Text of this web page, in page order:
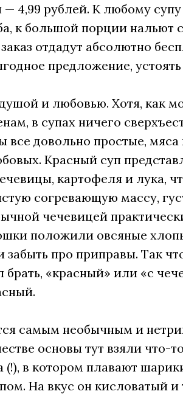
4,99 рублей. К любому
к большой порции нальют
отдадут абсолютно
предложение,
и любовью. Хотя, как
в супах ничего
все довольно простые, мяса
Красный суп
картофеля и лука,
согревающую массу,
чечевицей
положили овсяные
про приправы. Так
брать, «красный» или «с
самым необычным и
основы тут взяли что-
(!), в котором плавают
На вкус он кисловатый и